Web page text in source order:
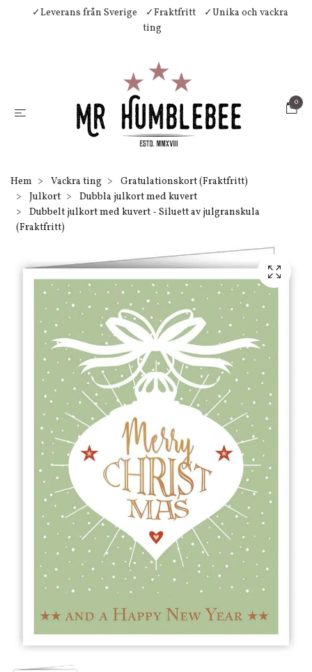
✓Leverans från Sverige ✓Fraktfritt
✓Unika och vackra
ting
0
Hem Vackra ting
Gratulationskort (Fraktfritt)
Julkort
Dubbla julkort med kuvert
Dubbelt julkort med kuvert - Siluett av julgranskula
(Fraktfritt)